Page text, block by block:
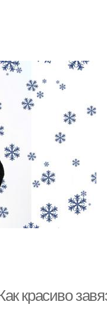
красиво